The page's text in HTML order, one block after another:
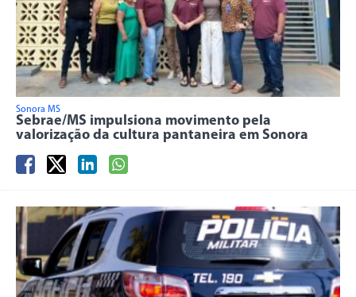
Sonora MS
Sebrae/MS impulsiona movimento pela
valorização da cultura pantaneira em Sonora